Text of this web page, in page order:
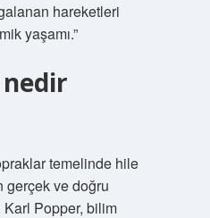
hareketleri
yaşamı.”
temelinde hile
gerçek ve doğru
Karl Popper, bilim